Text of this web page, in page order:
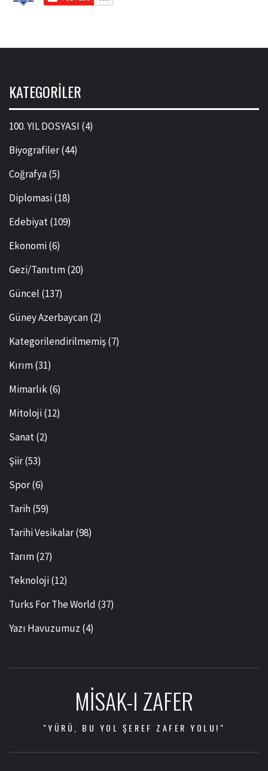
KATEGORILER
100. YIL DOSYASI (4)
Biyografiler(44)
Coğrafya(5)
Diplomasi(18)
Edebiyat(109)
Ekonomi(6)
Gezi/Tanıtım(20)
Güncel (137)
Güney Azerbaycan(2)
Kategorilendirilmemiş(7)
Kırım(31)
Mimarlık(6)
Mitoloji(12)
Sanat(2)
Şiir(53)
Spor(6)
Tarih(59)
Tarihi Vesikalar(98)
Tarım(27)
Teknoloji(12)
Turks For The World (37)
Yazı Havuzumuz (4)
MISAK-I ZAFER
"YÜRÜ, BU YOL ŞEREF ZAFER YOLU!"